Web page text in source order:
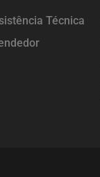
Técnica